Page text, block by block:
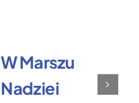
W Marszu
Nadziei